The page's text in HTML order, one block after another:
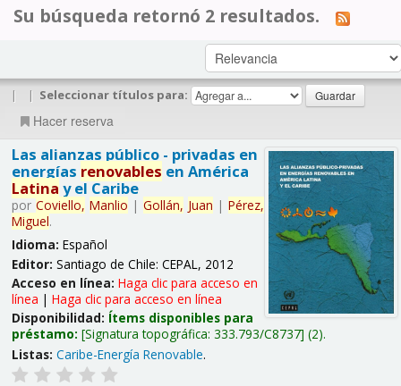
Su búsqueda retornó 2 resultados.
| | Seleccionar títulos para:
Hacer reserva
Las alianzas público - privadas en
energías renovables en América
Latina y el Caribe
por Coviello, Manlio | Gollán, Juan | Pérez,
Miguel.
Idioma: Español
Editor: Santiago de Chile: CEPAL, 2012
Acceso en línea: Haga clic para acceso en
línea | Haga clic para acceso en línea
Disponibilidad: Ítems disponibles para
préstamo: Signatura topográfica: 333.793/C8737 (2).
Listas: Caribe-Energía Renovable.